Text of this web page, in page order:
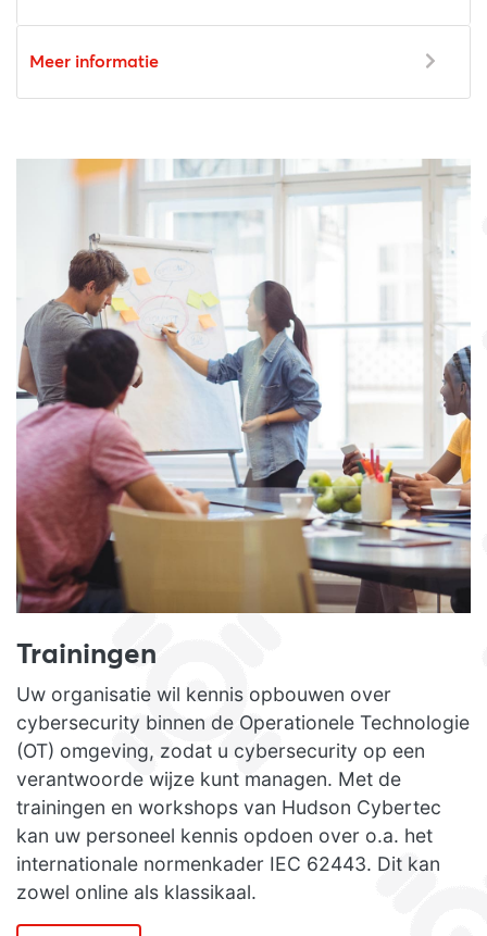
Meer informatie
Trainingen
Uw organisatie wil kennis opbouwen over
cybersecurity binnen de Operationele Technologie
(OT) omgeving, zodat u cybersecurity op een
verantwoorde wijze kunt managen. Met de
trainingen en workshops van Hudson Cybertec
kan uw personeel kennis opdoen over o.a. het
internationale normenkader IEC 62443. Dit kan
zowel online als klassikaal.